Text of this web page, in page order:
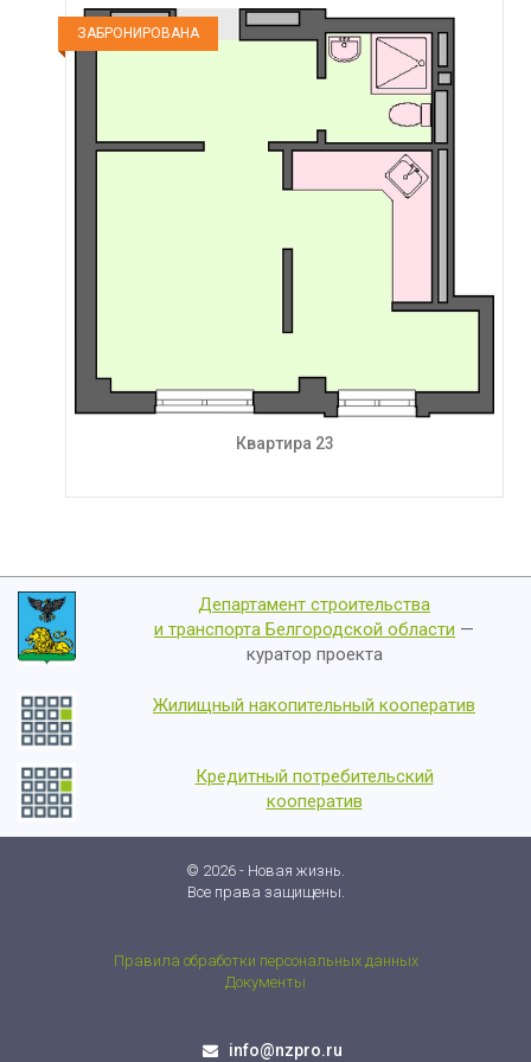
ЗАБРОНИРОВАНА
Квартира 23
Департамент строительства
и транспорта Белгородской области —
куратор проекта
Жилищный накопительный кооператив
Кредитный потребительский
кооператив
© 2026 - Новая жизнь.
Все права защищены.
Правила обработки персональных данных
Документы
info@nzpro.ru